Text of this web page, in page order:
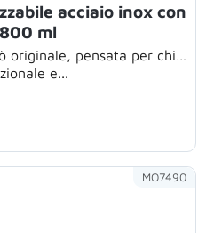
acciaio inox con
ml
originale, pensata per chi
e...
MO7490